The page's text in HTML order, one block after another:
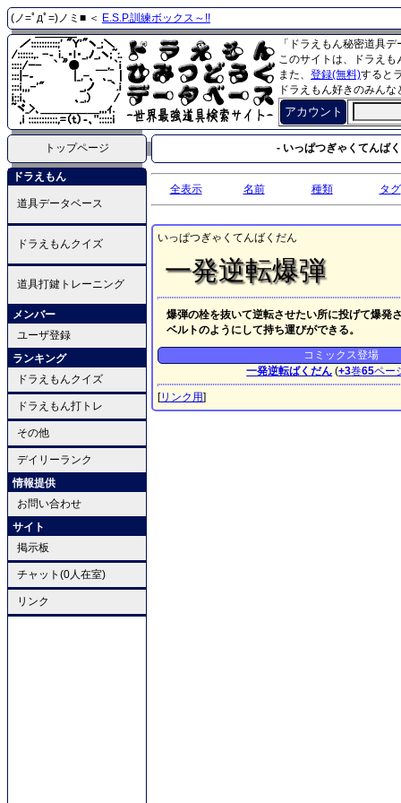
(ノ=ﾟдﾟ=)ノミ■ ＜ E.S.P.訓練ボックス～!!
「ドラえもん秘密道具
このサイトは、ドラえ
また、 登録(無料)すると
ドラえもん好きのみん
アカウント
トップページ - いっぱつぎゃくてんば
ドラえもん
道具データベース
ドラえもんクイズ
道具打鍵トレーニング
メンバー
ユーザ登録
ランキング
ドラえもんクイズ
ドラえもん打トレ
その他
デイリーランク
情報提供
お問い合わせ
サイト
掲示板
チャット(0人在室)
リンク
全表示 名前 種類 タグ
いっぱつぎゃくてんばくだん
一発逆転爆弾
爆弾の栓を抜いて逆転させたい所に投げて爆発
ベルトのようにして持ち運びができる。
コミックス登場
一発逆転ばくだん (+3巻65ペー
[リンク用]